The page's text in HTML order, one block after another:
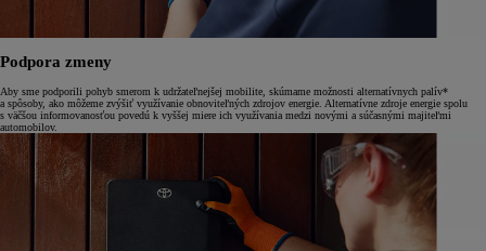
Podpora zmeny
Aby sme podporili pohyb smerom k udržateľnejšej mobilite, skúmame možnosti alternatívnych palív*
a spôsoby, ako môžeme zvýšiť využívanie obnoviteľných zdrojov energie. Alternatívne zdroje energie spolu
s väčšou informovanosťou povedú k vyššej miere ich využívania medzi novými a súčasnými majiteľmi
automobilov.